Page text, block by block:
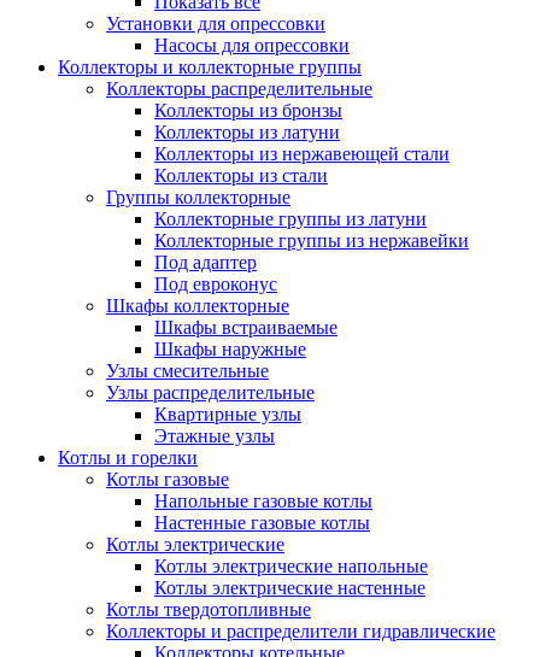
Установки для опрессовки
Насосы для опрессовки
Коллекторы и коллекторные группы
Коллекторы распределительные
Коллекторы из бронзы
Коллекторы из латуни
Коллекторы из нержавеющей стали
Коллекторы из стали
Группы коллекторные
Коллекторные группы из латуни
Коллекторные группы из нержавейки
Под адаптер
Под евроконус
Шкафы коллекторные
Шкафы встраиваемые
Шкафы наружные
Узлы смесительные
Узлы распределительные
Квартирные узлы
Этажные узлы
Котлы и горелки
Котлы газовые
Напольные газовые котлы
Настенные газовые котлы
Котлы электрические
Котлы электрические напольные
Котлы электрические настенные
Котлы твердотопливные
Коллекторы и распределители гидравлические
Коллекторы котельные